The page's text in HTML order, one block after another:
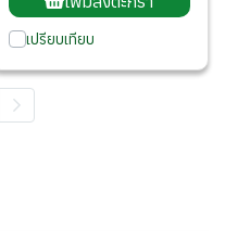
เปรียบเทียบ